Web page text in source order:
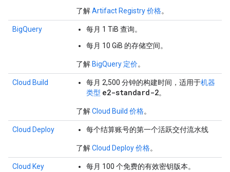
了解Artifact Registry 价格。
BigQuery
每月 1 TiB 查询。
每月 10 GiB 的存储空间。
了解 BigQuery 定价。
Cloud Build 每月 2,500 分钟的构建时间，适用于机器
类型 e2-standard-2。
了解Cloud Build 价格。
Cloud Deploy 每个结算账号的第一个活跃交付流水线
了解Cloud Deploy 价格。
Cloud Key
每月 100 个免费的有效密钥版本。